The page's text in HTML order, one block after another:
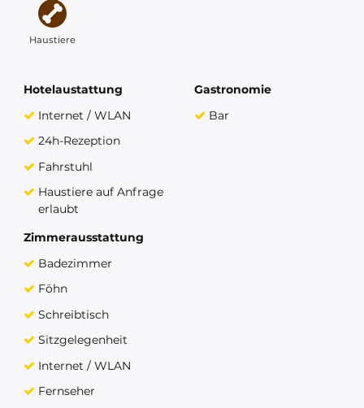
Haustiere
Hotelaustattung
Internet / WLAN
24h-Rezeption
Fahrstuhl
Haustiere auf Anfrage
erlaubt
Gastronomie
Bar
Zimmerausstattung
Badezimmer
Föhn
Schreibtisch
Sitzgelegenheit
Internet / WLAN
Fernseher